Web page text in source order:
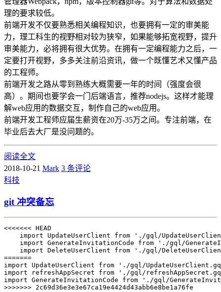
理的要求较低。
前端开发不仅要熟悉相关编程知识，也要拥有一定的审美能
力，理工科生的视野相对较为狭窄，如果能够拓宽视野，提升
审美能力，必将拥有很大优势。在拥有一定编程能力之后，一
定要打开视野，多多关注前沿资讯，做一个既懂艺术又懂产品
的工程师。
前端开发之路从零到熟练大概需要一年的时间（强度会很
高）。期间也要学会一门后端语言，推荐nodejs。这样才能理
解web应用的数据交互，制作自己的web应用。
前端开发工程师应届生薪资在20万-35万之间。专注前端，在
毕业后去大厂是没问题的。
阅读全文
2018-10-21 Mark 3 条评论
科技
git 冲突备忘
<<<<<<< HEAD
import UpdateUserClient from './gql/
import GenerateInvitationCode from './gql/
import DeleteUserClient from './gql/
=======
import UpdateUserClient from './gql/
import refreshAppSecret from './gql/
import GenerateInvitationCode from './gql/
>>>>>>> 2c69d36e3e3e67ca19e4424d43abb6e8be1a76fe